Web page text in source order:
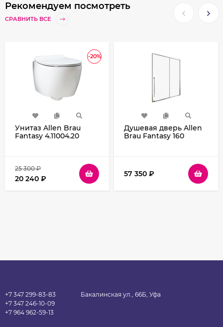
Рекомендуем посмотреть
СРАВНИТЬ ВСЕ
-20%
Унитаз Allen Brau
Fantasy 4.11004.20
25 300₽
20 240 ₽
Душевая дверь Allen
Brau Fantasy 160
57 350 ₽
+7 347 299-83-83
+7 347 246-10-09
+7 964 962-59-13
Бакалинская ул., 66Б, Уфа